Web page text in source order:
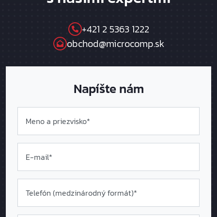
+421 2 5363 1222
obchod@microcomp.sk
Napíšte nám
Meno a priezvisko*
E-mail*
Telefón (medzinárodný formát)*